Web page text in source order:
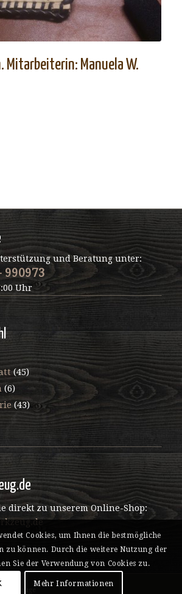
Mitarbeiterin: Manuela W.
und Beratung unter:
990973
Uhr
(45)
(6)
(43)
direkt zu unserem Online-Shop:
Cookies, um Ihnen die bestmögliche
zu können. Durch die weitere Nutzung der
Sie der Verwendung von Cookies zu.
Mehr Informationen